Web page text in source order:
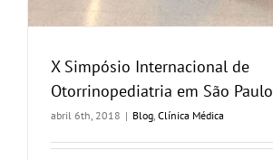
X Simpósio Internacional de
Otorrinopediatria em São Paulo
abril 6th, 2018 | Blog Clínica Médica